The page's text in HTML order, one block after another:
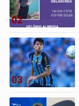
02
03